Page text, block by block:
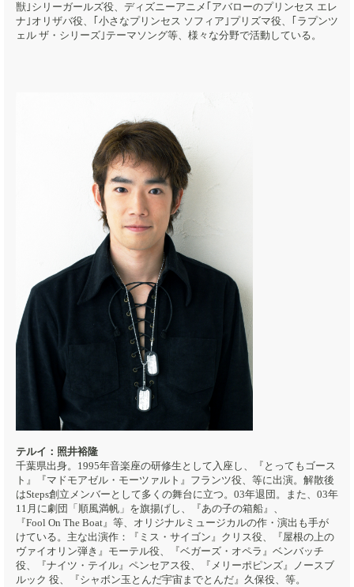
獣｣シリーガールズ役、ディズニーアニメ｢アバローのプリンセス エレ
ナ｣オリザバ役、｢小さなプリンセス ソフィア｣プリズマ役、｢ラプンツ
ェル ザ・シリーズ｣テーマソング等、様々な分野で活動している。
テルイ：照井裕隆
千葉県出身。1995年音楽座の研修生として入座し、『とってもゴース
ト』『マドモアゼル・モーツァルト』フランツ役、等に出演。解散後
はSteps創立メンバーとして多くの舞台に立つ。03年退団。また、03年
11月に劇団「順風満帆」を旗揚げし、『あの子の箱船』、
『Fool On The Boat』等、オリジナルミュージカルの作・演出も手が
けている。主な出演作：『ミス・サイゴン』クリス役、『屋根の上の
ヴァイオリン弾き』モーテル役、『ベガーズ・オペラ』ベンバッチ
役、『ナイツ・テイル』ペンセアス役、『メリーポピンズ』ノースブ
ルック 役、『シャボン玉とんだ宇宙までとんだ』久保役、等。